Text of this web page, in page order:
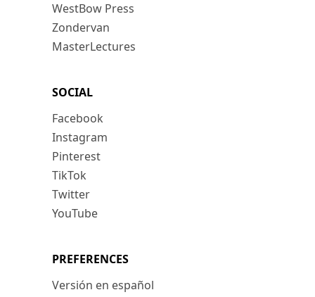
WestBow Press
Zondervan
MasterLectures
SOCIAL
Facebook
Instagram
Pinterest
TikTok
Twitter
YouTube
PREFERENCES
Versión en español